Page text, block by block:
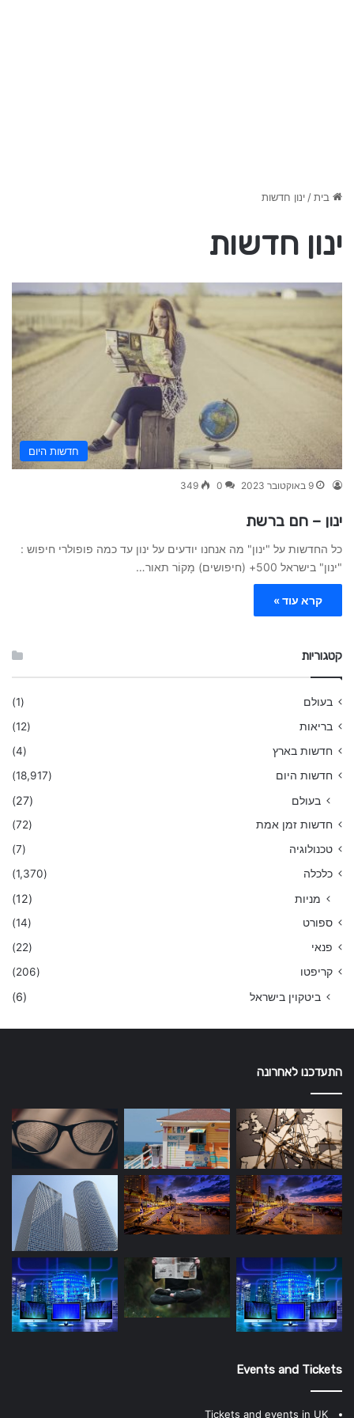
בית/ינון חדשות
ינון חדשות
חדשות היום
9 באוקטובר 2023 0
349
ינון – חם ברשת
כל החדשות על "ינון" מה אנחנו יודעים על ינון עד כמה פופולרי חיפוש :
"ינון" בישראל 500+ (חיפושים) מָקוֹר תאור…
קרא עוד »
קטגוריות
בעולם
(1)
בריאות
(12)
חדשות בארץ
(4)
חדשות היום
(18,917)
בעולם (27)
חדשות זמן אמת
(72)
טכנולוגיה
(7)
כלכלה
(1,370)
מניות (12)
ספורט
(14)
פנאי
(22)
קריפטו
(206)
ביטקוין בישראל (6)
התעדכנו לאחרונה
Events and Tickets
Tickets and events in UK